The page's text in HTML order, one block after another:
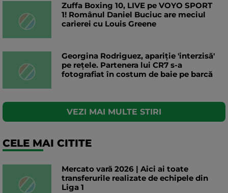
Zuffa Boxing 10, LIVE pe VOYO SPORT
1! Românul Daniel Buciuc are meciul
carierei cu Louis Greene
Georgina Rodriguez, apariție 'interzisă'
pe rețele. Partenera lui CR7 s-a
fotografiat în costum de baie pe barcă
VEZI MAI MULTE STIRI
CELE MAI CITITE
Mercato vară 2026 | Aici ai toate
transferurile realizate de echipele din
Liga 1